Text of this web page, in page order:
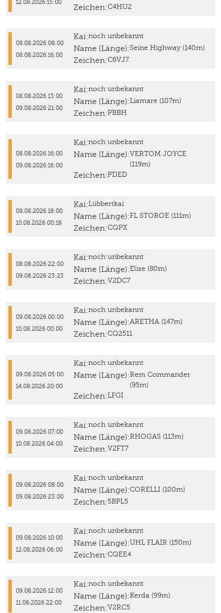
12.08.2026 15:00
Zeichen:C4HU2
08.08.2026 08:00
08.08.2026 16:00
Kai:noch unbekannt
Name (Länge):Seine Highway (140m)
Zeichen:C6VJ7
08.08.2026 13:00
09.08.2026 21:00
Kai:noch unbekannt
Name (Länge):Liamare (107m)
Zeichen:PBBH
08.08.2026 16:00
09.08.2026 16:00
Kai:noch unbekannt
Name (Länge):VERTOM JOYCE
(119m)
Zeichen:PDED
08.08.2026 18:00
10.08.2026 00:18
Kai:Lübbertkai
Name (Länge):FL STOROE (111m)
Zeichen:CQPX
08.08.2026 22:00
09.08.2026 23:23
Kai:noch unbekannt
Name (Länge):Elise (80m)
Zeichen:V2DC7
09.08.2026 00:00
10.08.2026 00:00
Kai:noch unbekannt
Name (Länge):ARETHA (147m)
Zeichen:CQ2511
09.08.2026 05:00
14.08.2026 20:00
Kai:noch unbekannt
Name (Länge):Rem Commander
(95m)
Zeichen:LFGI
09.08.2026 07:00
10.08.2026 04:00
Kai:noch unbekannt
Name (Länge):RHOGAS (113m)
Zeichen:V2FT7
09.08.2026 08:00
09.08.2026 23:00
Kai:noch unbekannt
Name (Länge):CORELLI (100m)
Zeichen:5BPL5
09.08.2026 10:00
12.08.2026 06:00
Kai:noch unbekannt
Name (Länge):UHL FLAIR (150m)
Zeichen:CQEE4
09.08.2026 12:00
11.08.2026 22:00
Kai:noch unbekannt
Name (Länge):Kerda (99m)
Zeichen:V2RC5